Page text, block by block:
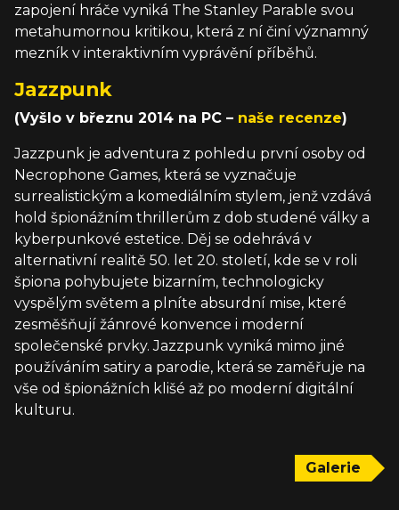
zapojení hráče vyniká The Stanley Parable svou
metahumornou kritikou, která z ní činí významný
mezník v interaktivním vyprávění příběhů.
Jazzpunk
(Vyšlo v březnu 2014 na PC – naše recenze)
Jazzpunk je adventura z pohledu první osoby od
Necrophone Games, která se vyznačuje
surrealistickým a komediálním stylem, jenž vzdává
hold špionážním thrillerům z dob studené války a
kyberpunkové estetice. Děj se odehrává v
alternativní realitě 50. let 20. století, kde se v roli
špiona pohybujete bizarním, technologicky
vyspělým světem a plníte absurdní mise, které
zesměšňují žánrové konvence i moderní
společenské prvky. Jazzpunk vyniká mimo jiné
používáním satiry a parodie, která se zaměřuje na
vše od špionážních klišé až po moderní digitální
kulturu.
Galerie